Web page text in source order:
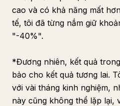
cao và có khả năng mất
tế, tôi đã từng nắm giữ
"-40%".
*Đương nhiên, kết quả
bảo cho kết quả tương lai.
với vài tháng kinh nghiệm,
này cũng không thể lặp lại,